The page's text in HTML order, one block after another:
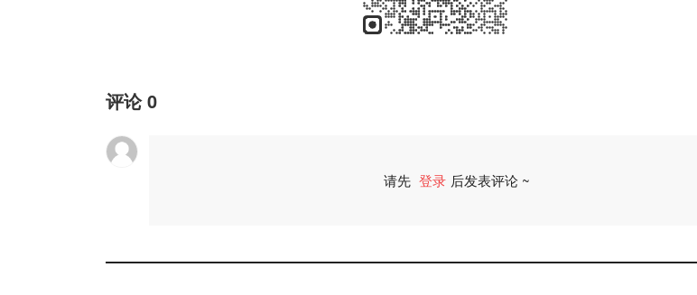
评论0
请先 登录 后发表评论 ~